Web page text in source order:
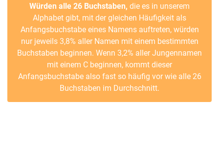
Würden alle 26 Buchstaben, die es in unserem
Alphabet gibt, mit der gleichen Häufigkeit als
Anfangsbuchstabe eines Namens auftreten, würden
nur jeweils 3,8% aller Namen mit einem bestimmten
Buchstaben beginnen. Wenn 3,2% aller Jungennamen
mit einem C beginnen, kommt dieser
Anfangsbuchstabe also fast so häufig vor wie alle 26
Buchstaben im Durchschnitt.